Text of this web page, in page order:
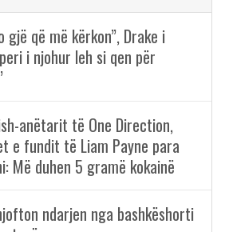
gjë që më kërkon”, Drake i
i njohur leh si qen për
anëtarit të One Direction,
e fundit të Liam Payne para
Më duhen 5 gramë kokainë
ndarjen nga bashkëshorti